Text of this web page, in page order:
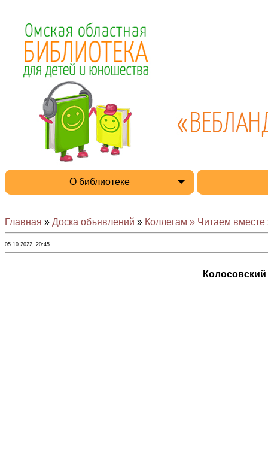
О библиотеке
Главная » Доска объявлений » Коллегам » Читаем
05.10.2022, 20:45